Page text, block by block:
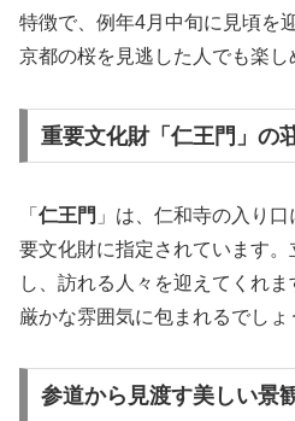
特徴で、例年4月中旬に見頃を
京都の桜を見逃した人でも楽し
重要文化財「仁王門」の
「 仁王門 」は、仁和寺の入り
要文化財に指定されています
し、訪れる人々を迎えてくれ
厳かな雰囲気に包まれるでしょ
参道から見渡す美しい景